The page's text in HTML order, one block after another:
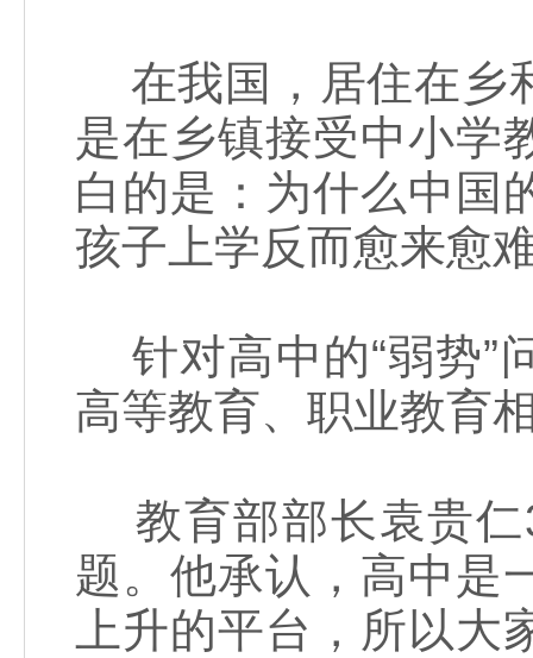
在我国，居住在乡
是在乡镇接受中小学
白的是：为什么中国
孩子上学反而愈来愈
针对高中的“弱势”
高等教育、职业教育
教育部部长袁贵仁
题。他承认，高中是
上升的平台，所以